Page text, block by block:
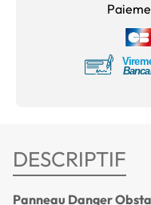
DESCRIPTIF
Panneau Danger